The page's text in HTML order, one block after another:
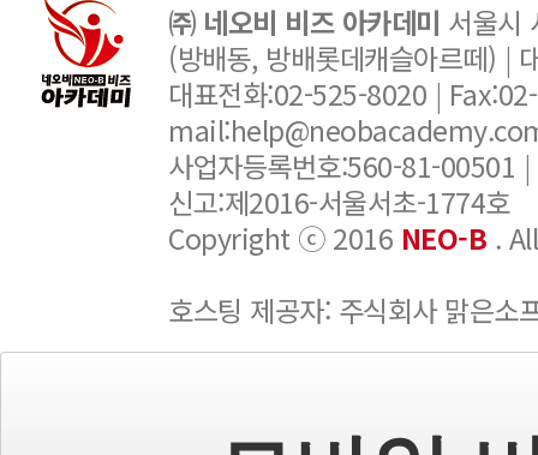
㈜ 네오비 비즈 아카데미 서울시
(방배동, 방배롯데캐슬아르떼) |
대표전화:02-525-8020 |
사업자등록번호:560-81-00501
신고:제2016-서울서초-1774호
Copyright ⓒ 2016 NEO-B .
호스팅 제공자: 주식회사 맑은소